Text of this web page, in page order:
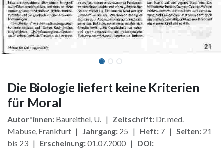
Die Biologie liefert keine Kriterien
für Moral
Autor*innen: Baureithel, U. | Zeitschrift: Dr. med.
Mabuse, Frankfurt |
Jahrgang: 25 | Heft: 7 | Seiten: 21
bis 23 | Erscheinung:01.07.2000 | DOI: